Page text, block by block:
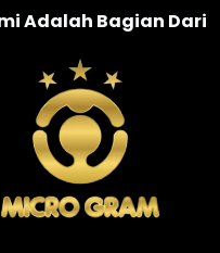
Adalah Bagian Dari